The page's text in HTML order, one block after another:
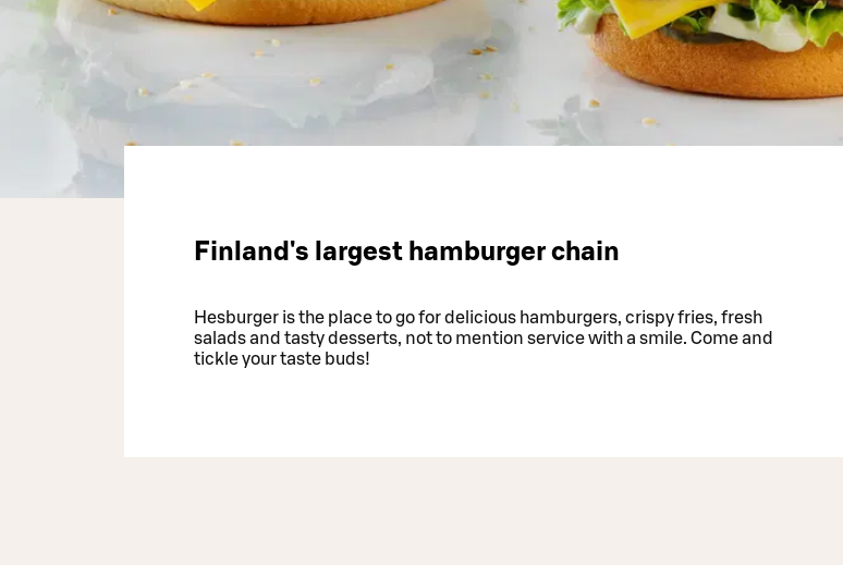
Finland's largest hamburger chain
Hesburger is the place to go for delicious hamburgers, crispy fries, fresh
salads and tasty desserts, not to mention service with a smile. Come and
tickle your taste buds!